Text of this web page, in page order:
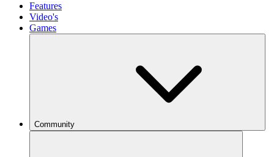
Features
Video's
Games
Community